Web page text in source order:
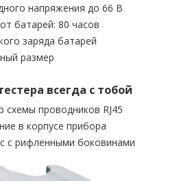
напряжения до 66 В
батарей: 80 часов
заряда батарей
размер
всегда с тобой
схемы проводников RJ45
в корпусе прибора
с рифленными боковинами